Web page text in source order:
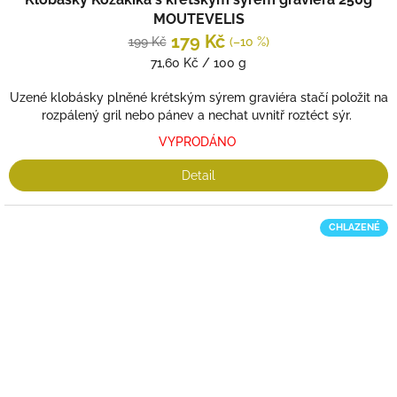
produktu
je
5,0
z
hvězdiček.
MOUTEVELIS
199 Kč 179 Kč (–10 %)
Měrná
71,60 Kč / 100 g
Uzené klobásky plněné krétským sýrem graviéra stačí položit na
rozpálený gril nebo pánev a nechat uvnitř roztéct sýr.
VYPRODÁNO
Detail
CHLAZENÉ